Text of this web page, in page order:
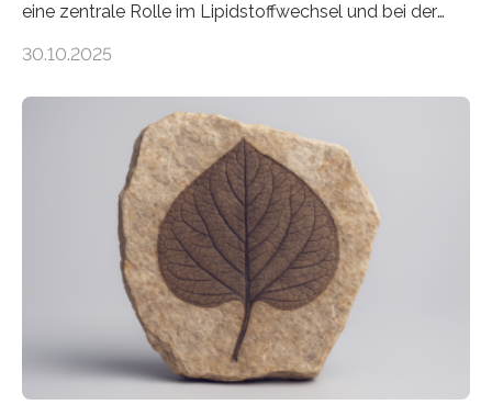
eine zentrale Rolle im Lipidstoffwechsel und bei der
erfüllen können, müssen zahlreiche Enzyme präzise in
der Ruhr-Universität Bochum um Prof. Dr. Ralf Erdmann
und Dr. Ismaila Francis Yusuf hat nun einen bislang
unbekannten Qualitätskontrollmechanismus des
peroxisomalen Proteintransports in der Bäckerhefe
Saccharomyces cerevisiae entdeckt, der für die
Funktionsfähigkeit der Organellen entscheidend ist. Die
Studie wurde am 28. Oktober 2025 in der
Fachzeitschrift…
30.10.2025